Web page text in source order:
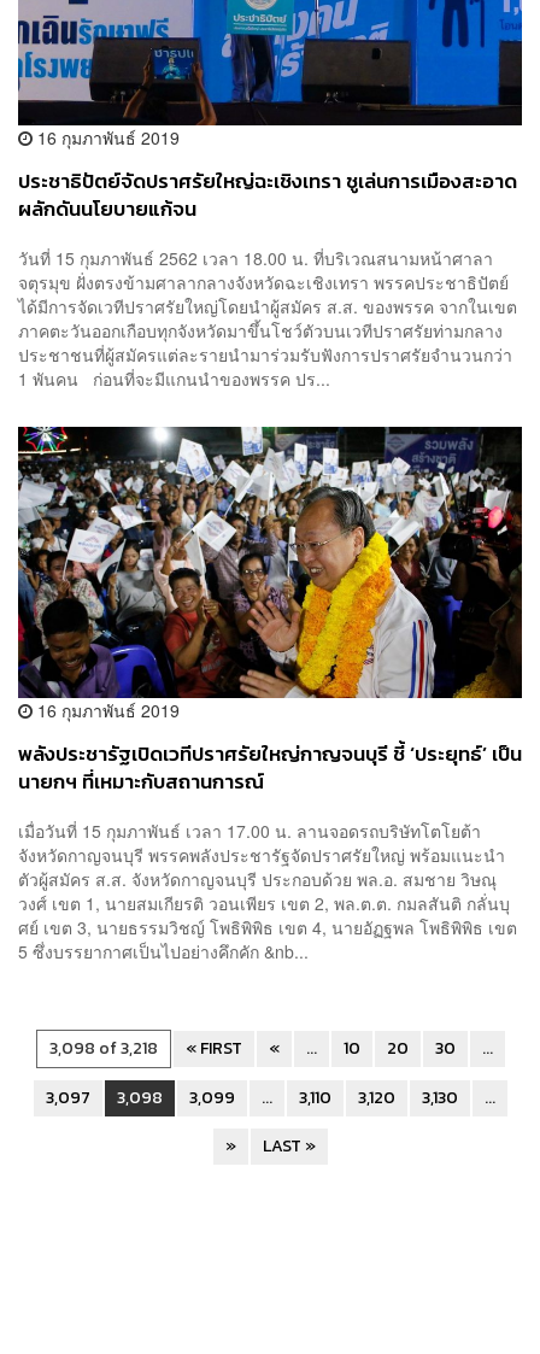
16 กุมภาพันธ์ 2019
ประชาธิปัตย์จัดปราศรัยใหญ่ฉะเชิงเทรา ชูเล่นการเมืองสะอาด
ผลักดันนโยบายแก้จน
วันที่ 15 กุมภาพันธ์ 2562 เวลา 18.00 น. ที่บริเวณสนามหน้าศาลา
จตุรมุข ฝั่งตรงข้ามศาลากลางจังหวัดฉะเชิงเทรา พรรคประชาธิปัตย์
ได้มีการจัดเวทีปราศรัยใหญ่โดยนำผู้สมัคร ส.ส. ของพรรค จากในเขต
ภาคตะวันออกเกือบทุกจังหวัดมาขึ้นโชว์ตัวบนเวทีปราศรัยท่ามกลาง
ประชาชนที่ผู้สมัครแต่ละรายนำมาร่วมรับฟังการปราศรัยจำนวนกว่า
1 พันคน ก่อนที่จะมีแกนนำของพรรค ปร...
16 กุมภาพันธ์ 2019
พลังประชารัฐเปิดเวทีปราศรัยใหญ่กาญจนบุรี ชี้ ‘ประยุทธ์’ เป็น
นายกฯ ที่เหมาะกับสถานการณ์
เมื่อวันที่ 15 กุมภาพันธ์ เวลา 17.00 น. ลานจอดรถบริษัทโตโยต้า
จังหวัดกาญจนบุรี พรรคพลังประชารัฐจัดปราศรัยใหญ่ พร้อมแนะนำ
ตัวผู้สมัคร ส.ส. จังหวัดกาญจนบุรี ประกอบด้วย พล.อ. สมชาย วิษณุ
วงศ์ เขต 1, นายสมเกียรติ วอนเพียร เขต 2, พล.ต.ต. กมลสันติ กลั่นบุ
ศย์ เขต 3, นายธรรมวิชญ์ โพธิพิพิธ เขต 4, นายอัฏฐพล โพธิพิพิธ เขต
5 ซึ่งบรรยากาศเป็นไปอย่างคึกคัก &nb...
3,098 of 3,218 « FIRST « ... 10 20 30
...
3,097
3,098 3,099 ... 3,110 3,120 3,130
...
»
LAST »